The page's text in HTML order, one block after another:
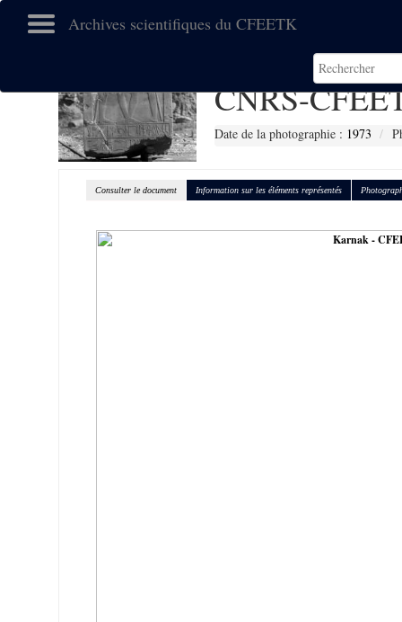
Archives scientifiques du CFEETK
CNRS-
Date de la photographie : 1973
Consulter le document Information sur les éléments représentés